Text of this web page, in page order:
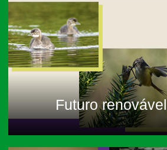
Futuro renovável